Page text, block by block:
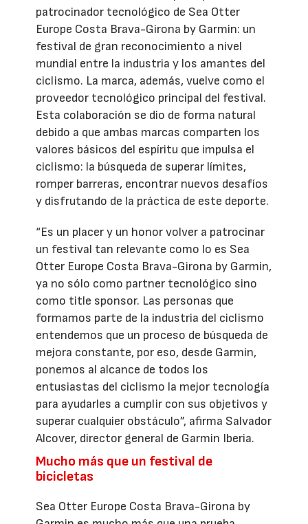
patrocinador tecnológico de Sea Otter
Europe Costa Brava-Girona by Garmin: un
festival de gran reconocimiento a nivel
mundial entre la industria y los amantes del
ciclismo. La marca, además, vuelve como el
proveedor tecnológico principal del festival.
Esta colaboración se dio de forma natural
debido a que ambas marcas comparten los
valores básicos del espíritu que impulsa el
ciclismo: la búsqueda de superar límites,
romper barreras, encontrar nuevos desafíos
y disfrutando de la práctica de este deporte.
“Es un placer y un honor volver a patrocinar
un festival tan relevante como lo es Sea
Otter Europe Costa Brava-Girona by Garmin,
ya no sólo como partner tecnológico sino
como title sponsor. Las personas que
formamos parte de la industria del ciclismo
entendemos que un proceso de búsqueda de
mejora constante, por eso, desde Garmin,
ponemos al alcance de todos los
entusiastas del ciclismo la mejor tecnología
para ayudarles a cumplir con sus objetivos y
superar cualquier obstáculo”, afirma Salvador
Alcover, director general de Garmin Iberia.
Mucho más que un festival de
bicicletas
Sea Otter Europe Costa Brava-Girona by